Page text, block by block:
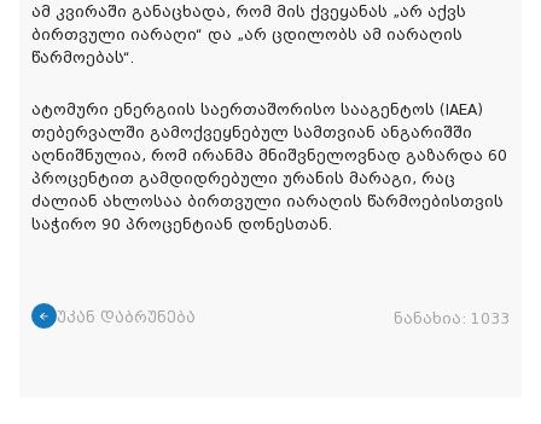
ამ კვირაში განაცხადა, რომ მის ქვეყანას „არ აქვს
ბირთვული იარაღი“ და „არ ცდილობს ამ იარაღის
წარმოებას“.
ატომური ენერგიის საერთაშორისო სააგენტოს (IAEA)
თებერვალში გამოქვეყნებულ სამთვიან ანგარიშში
აღნიშნულია, რომ ირანმა მნიშვნელოვნად გაზარდა 60
პროცენტით გამდიდრებული ურანის მარაგი, რაც
ძალიან ახლოსაა ბირთვული იარაღის წარმოებისთვის
საჭირო 90 პროცენტიან დონესთან.
უკან დაბრუნება ნანახია: 1033